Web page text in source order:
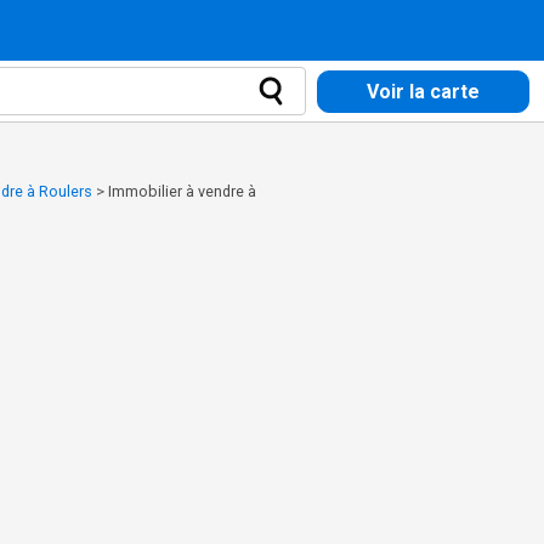
Voir la carte
à Roulers > Immobilier à vendre à